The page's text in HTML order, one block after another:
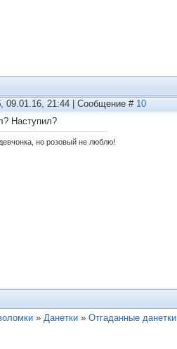
09.01.16, 21:44 | Сообщение # 10
Наступил?
но розовый не люблю!
» Данетки » Отгаданные данетки